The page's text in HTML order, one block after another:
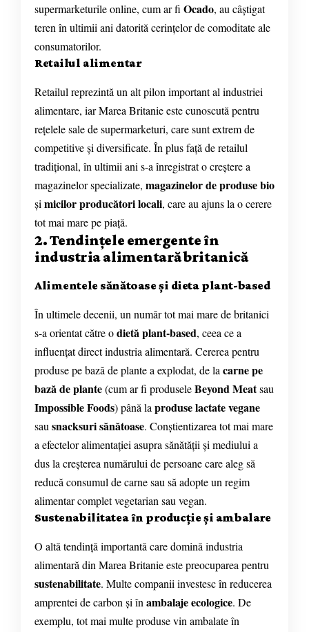
supermarketurile online, cum ar fiOcado, au câștigat
teren în ultimii ani datorită cerințelor de comoditate ale
consumatorilor.
Retailul alimentar
Retailul reprezintă un alt pilon important al industriei
alimentare, iar Marea Britanie este cunoscută pentru
rețelele sale de supermarketuri, care sunt extrem de
competitive și diversificate. În plus față de retailul
tradițional, în ultimii ani s-a înregistrat o creștere a
magazinelor specializate, magazinelor de produse bio
șimicilor producători locali, care au ajuns la o cerere
tot mai mare pe piață.
2. Tendințele emergente în
industria alimentară britanică
Alimentele sănătoase și dieta plant-based
În ultimele decenii, un număr tot mai mare de britanici
s-a orientat către odietă plant-based, ceea ce a
influențat direct industria alimentară. Cererea pentru
produse pe bază de plante a explodat, de la carne pe
bază de plante(cum ar fi produseleBeyond Meatsau
Impossible Foods) până la produse lactate vegane
sau snacksuri sănătoase. Conștientizarea tot mai mare
a efectelor alimentației asupra sănătății și mediului a
dus la creșterea numărului de persoane care aleg să
reducă consumul de carne sau să adopte un regim
alimentar complet vegetarian sau vegan.
Sustenabilitatea în producție și ambalare
O altă tendință importantă care domină industria
alimentară din Marea Britanie este preocuparea pentru
sustenabilitate. Multe companii investesc în reducerea
amprentei de carbon și în ambalaje ecologice. De
exemplu, tot mai multe produse vin ambalate în